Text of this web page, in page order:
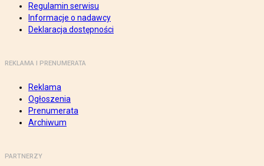
Regulamin serwisu
Informacje o nadawcy
Deklaracja dostępności
REKLAMA I PRENUMERATA
Reklama
Ogłoszenia
Prenumerata
Archiwum
PARTNERZY